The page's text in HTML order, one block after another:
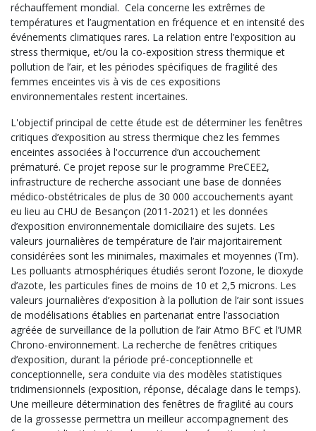
réchauffement mondial. Cela concerne les extrêmes de
températures et l’augmentation en fréquence et en intensité des
événements climatiques rares. La relation entre l’exposition au
stress thermique, et/ou la co-exposition stress thermique et
pollution de l’air, et les périodes spécifiques de fragilité des
femmes enceintes vis à vis de ces expositions
environnementales restent incertaines.
L'objectif principal de cette étude est de déterminer les fenêtres
critiques d’exposition au stress thermique chez les femmes
enceintes associées à l'occurrence d’un accouchement
prématuré. Ce projet repose sur le programme PreCEE2,
infrastructure de recherche associant une base de données
médico-obstétricales de plus de 30 000 accouchements ayant
eu lieu au CHU de Besançon (2011-2021) et les données
d’exposition environnementale domiciliaire des sujets. Les
valeurs journalières de température de l’air majoritairement
considérées sont les minimales, maximales et moyennes (Tm).
Les polluants atmosphériques étudiés seront l’ozone, le dioxyde
d’azote, les particules fines de moins de 10 et 2,5 microns. Les
valeurs journalières d’exposition à la pollution de l’air sont issues
de modélisations établies en partenariat entre l’association
agréée de surveillance de la pollution de l’air Atmo BFC et l’UMR
Chrono-environnement. La recherche de fenêtres critiques
d’exposition, durant la période pré-conceptionnelle et
conceptionnelle, sera conduite via des modèles statistiques
tridimensionnels (exposition, réponse, décalage dans le temps).
Une meilleure détermination des fenêtres de fragilité au cours
de la grossesse permettra un meilleur accompagnement des